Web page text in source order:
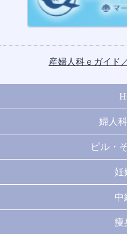
2014年5月
2014年3月産婦人科ｅガイド
婦人
ピル・
妊
中
痩